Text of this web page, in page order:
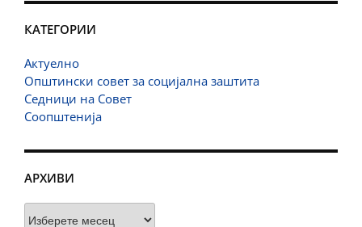
КАТЕГОРИИ
Актуелно
Општински совет за социјална заштита
Седници на Совет
Соопштенија
АРХИВИ